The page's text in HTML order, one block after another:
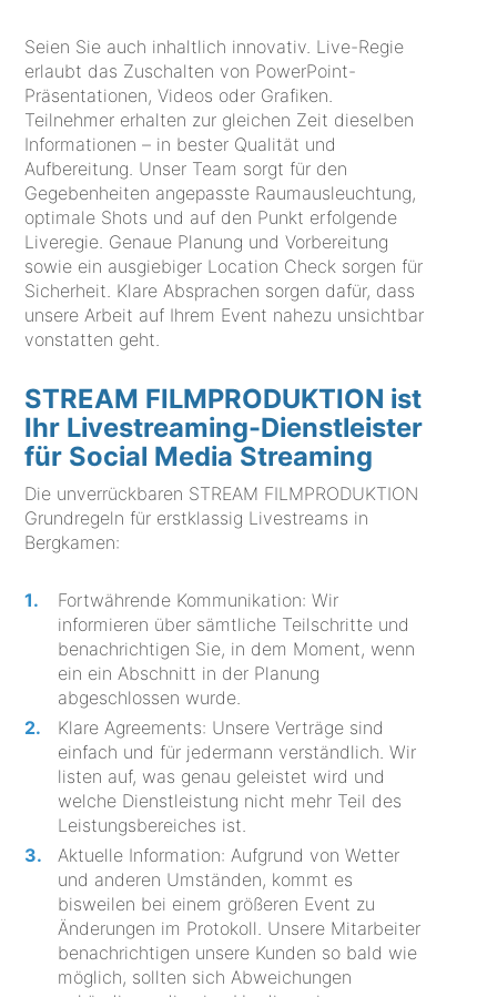
Seien Sie auch inhaltlich innovativ. Live-Regie
erlaubt das Zuschalten von PowerPoint-
Präsentationen, Videos oder Grafiken.
Teilnehmer erhalten zur gleichen Zeit dieselben
Informationen – in bester Qualität und
Aufbereitung. Unser Team sorgt für den
Gegebenheiten angepasste Raumausleuchtung,
optimale Shots und auf den Punkt erfolgende
Liveregie. Genaue Planung und Vorbereitung
sowie ein ausgiebiger Location Check sorgen für
Sicherheit. Klare Absprachen sorgen dafür, dass
unsere Arbeit auf Ihrem Event nahezu unsichtbar
vonstatten geht.
STREAM FILMPRODUKTION ist
Ihr Livestreaming-Dienstleister
für Social Media Streaming
Die unverrückbaren STREAM FILMPRODUKTION
Grundregeln für erstklassig Livestreams in
Bergkamen:
Fortwährende Kommunikation: Wir
informieren über sämtliche Teilschritte und
benachrichtigen Sie, in dem Moment, wenn
ein ein Abschnitt in der Planung
abgeschlossen wurde.
Klare Agreements: Unsere Verträge sind
einfach und für jedermann verständlich. Wir
listen auf, was genau geleistet wird und
welche Dienstleistung nicht mehr Teil des
Leistungsbereiches ist.
Aktuelle Information: Aufgrund von Wetter
und anderen Umständen, kommt es
bisweilen bei einem größeren Event zu
Änderungen im Protokoll. Unsere Mitarbeiter
benachrichtigen unsere Kunden so bald wie
möglich, sollten sich Abweichungen